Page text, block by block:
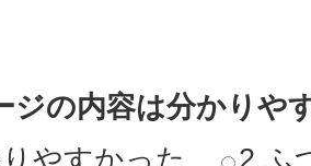
ジの内容は分かりや